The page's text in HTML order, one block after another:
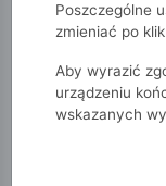
Poszczególne
zmieniać po
Aby wyrazić
urządzeniu
wskazanych